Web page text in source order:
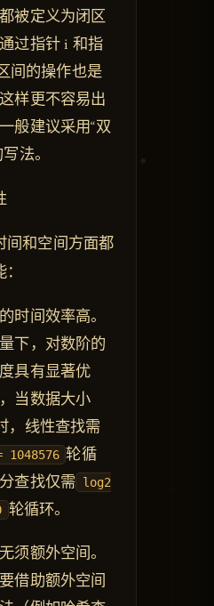
被定义为闭区
过指针 i 和指
间的操作也是
样更不容易出
般建议采用“双
法。
间和空间方面都
时间效率高。
下，对数阶的
具有显著优
当数据大小
，线性查找需
1048576 轮循
查找仅需 log2
轮循环。
须额外空间。
借助额外空间